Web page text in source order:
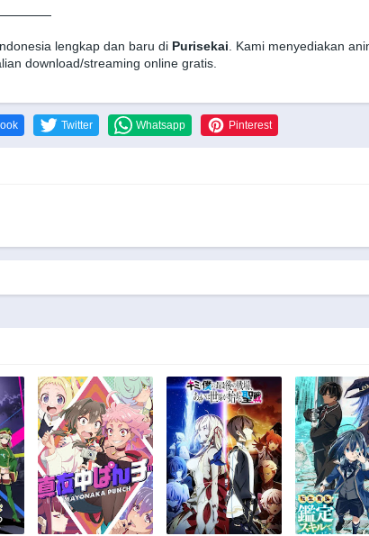
lengkap dan baru di Purisekai. Kami menyediakan
download/streaming online gratis.
Twitter Whatsapp Pinterest